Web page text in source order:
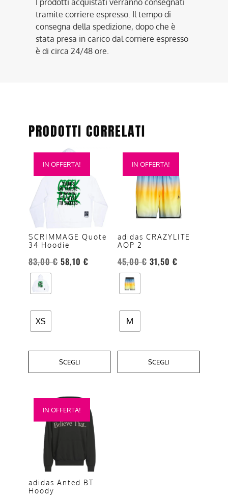
tramite corriere espresso. Il tempo di
consegna della spedizione, dopo che è
stata presa in carico dal corriere espresso
è di circa 24/48 ore.
PRODOTTI CORRELATI
IN OFFERTA!
SCRIMMAGE Quote
34 Hoodie
83,00€ 58,10 €
XS
SCEGLI
Questo
prodotto
più
varianti.
Le
opzioni
possono
essere
scelte
nella
del
prodotto
IN OFFERTA!
adidas CRAZYLITE
AOP 2
45,00€ 31,50 €
M
SCEGLI
Questo
prodotto
varianti.
opzioni
possono
essere
scelte
nella
del
prodotto
IN OFFERTA!
adidas Anted BT
Hoody
Questo
prodotto
varianti.
opzioni
possono